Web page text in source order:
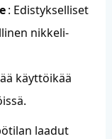
: Edistykselliset
nikkeli-
käyttöikää
laadut